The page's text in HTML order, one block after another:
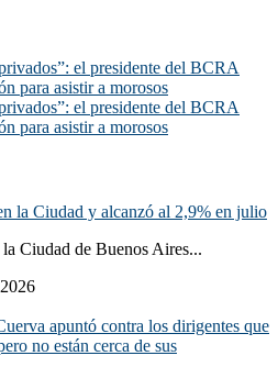
el presidente del BCRA
para asistir a morosos
el presidente del BCRA
para asistir a morosos
la Ciudad y alcanzó al 2,9% en julio
Ciudad de Buenos Aires...
apuntó contra los dirigentes que
no están cerca de sus